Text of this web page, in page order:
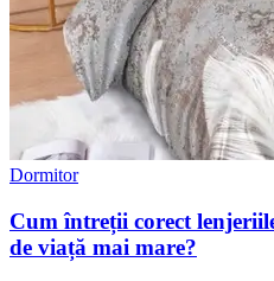
Dormitor
Cum întreții corect
de viață mai mare?